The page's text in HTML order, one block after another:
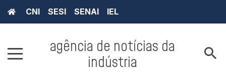
CNI SESI SENAI IEL
agência de notícias da
indústria